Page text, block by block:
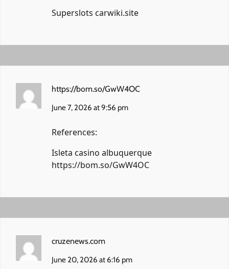
Superslots carwiki.site
https://bom.so/GwW4OC
June 7, 2026 at 9:56 pm
References:
Isleta casino albuquerque
https://bom.so/GwW4OC
cruzenews.com
June 20, 2026 at 6:16 pm